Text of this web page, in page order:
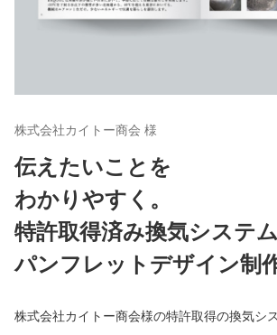
株式会社カイトー商会 様
伝えたいことを
わかりやすく。
特許取得済み換気システム
パンフレットデザイン制
株式会社カイトー商会様の特許取得の換気シ